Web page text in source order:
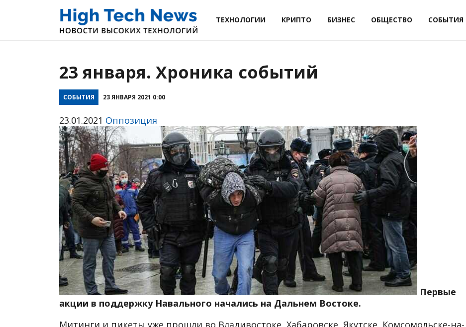
ТЕХНОЛОГИИ КРИПТО БИЗНЕС ОБЩЕСТВО СОБЫТИЯ
23 января. Хроника событий
СОБЫТИЯ 23 ЯНВАРЯ 2021 0:00
23.01.2021 Оппозиция
Первые
акции в поддержку Навального начались на Дальнем Востоке.
Митинги и пикеты уже прошли во Владивостоке, Хабаровске, Якутске, Комсомольске-на-